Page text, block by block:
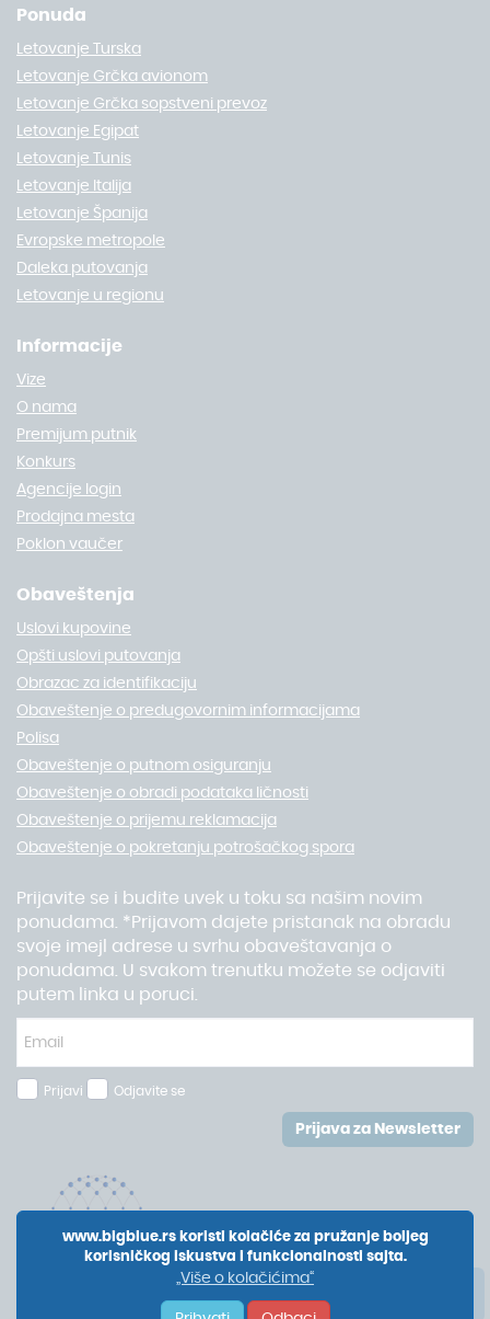
Ponuda
Letovanje Turska
Letovanje Grčka avionom
Letovanje Grčka sopstveni prevoz
Letovanje Egipat
Letovanje Tunis
Letovanje Italija
Letovanje Španija
Evropske metropole
Daleka putovanja
Letovanje u regionu
Informacije
Vize
O nama
Premijum putnik
Konkurs
Agencije login
Prodajna mesta
Poklon vaučer
Obaveštenja
Uslovi kupovine
Opšti uslovi putovanja
Obrazac za identifikaciju
Obaveštenje o predugovornim informacijama
Polisa
Obaveštenje o putnom osiguranju
Obaveštenje o obradi podataka ličnosti
Obaveštenje o prijemu reklamacija
Obaveštenje o pokretanju potrošačkog spora
Prijavite se i budite uvek u toku sa našim novim
ponudama. *Prijavom dajete pristanak na obradu
svoje imejl adrese u svrhu obaveštavanja o
ponudama. U svakom trenutku možete se odjaviti
putem linka u poruci.
Prijavi Odjavite se
Prijava za Newsletter
www.bigblue.rs koristi kolačiće za pružanje boljeg
korisničkog iskustva i funkcionalnosti sajta.
„Više o kolačićima“